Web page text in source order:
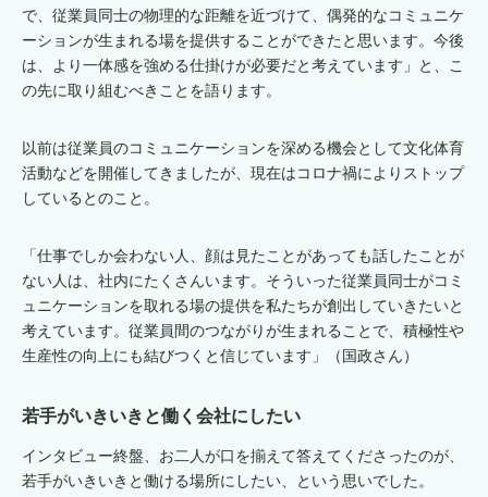
で、従業員同士の物理的な距離を近づけて、偶発的なコミュニケ
ーションが生まれる場を提供することができたと思います。今後
は、より一体感を強める仕掛けが必要だと考えています」と、こ
の先に取り組むべきことを語ります。
以前は従業員のコミュニケーションを深める機会として文化体育
活動などを開催してきましたが、現在はコロナ禍によりストップ
しているとのこと。
「仕事でしか会わない人、顔は見たことがあっても話したことが
ない人は、社内にたくさんいます。そういった従業員同士がコミ
ュニケーションを取れる場の提供を私たちが創出していきたいと
考えています。従業員間のつながりが生まれることで、積極性や
生産性の向上にも結びつくと信じています」（国政さん）
若手がいきいきと働く会社にしたい
インタビュー終盤、お二人が口を揃えて答えてくださったのが、
若手がいきいきと働ける場所にしたい、という思いでした。